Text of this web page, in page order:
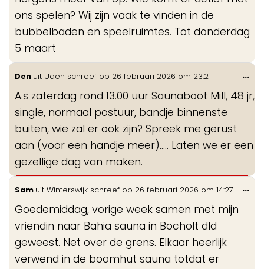
ons spelen? Wij zijn vaak te vinden in de
bubbelbaden en speelruimtes. Tot donderdag
5 maart
Den uit Uden schreef op 26 februari 2026 om 23:21
A.s zaterdag rond 13.00 uur Saunaboot Mill, 48 jr,
single, normaal postuur, bandje binnenste
buiten, wie zal er ook zijn? Spreek me gerust
aan (voor een handje meer)….. Laten we er een
gezellige dag van maken.
...
Sam uit Winterswijk schreef op 26 februari 2026 om 14:27
Goedemiddag, vorige week samen met mijn
vriendin naar Bahia sauna in Bocholt dld
geweest. Net over de grens. Elkaar heerlijk
verwend in de boomhut sauna totdat er
...